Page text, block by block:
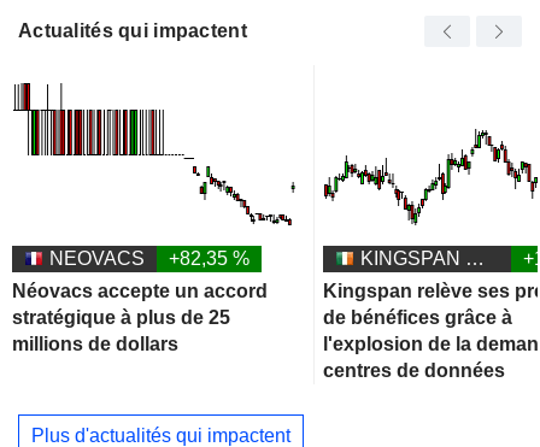
Actualités qui impactent
NEOVACS
+82,35 %
Néovacs accepte un accord
stratégique à plus de 25
millions de dollars
KINGSPAN GROUP PLC
Kingspan relève ses
de bénéfices grâce à
l'explosion de la
centres de données
Plus d'actualités qui impactent